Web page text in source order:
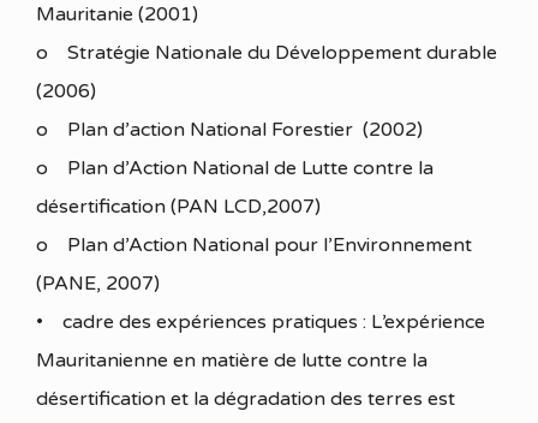
Mauritanie (2001)
o Stratégie Nationale du Développement durable
(2006)
o Plan d’action National Forestier (2002)
o Plan d’Action National de Lutte contre la
désertification (PAN LCD,2007)
o Plan d’Action National pour l’Environnement
(PANE, 2007)
• cadre des expériences pratiques : L’expérience
Mauritanienne en matière de lutte contre la
désertification et la dégradation des terres est